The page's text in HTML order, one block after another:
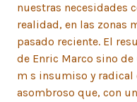
nuestras necesidades
realidad, en las zonas
pasado reciente. El
de Enric Marco sino
m s insumiso y radical
asombroso que, con